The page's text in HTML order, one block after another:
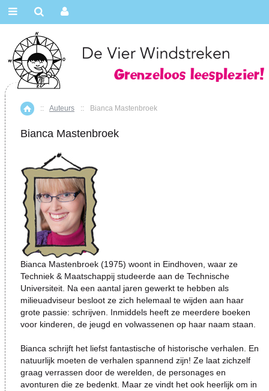
Home
:: Auteurs :: Bianca Mastenbroek
Bianca Mastenbroek
Bianca Mastenbroek (1975) woont in Eindhoven, waar ze
Techniek & Maatschappij studeerde aan de Technische
Universiteit. Na een aantal jaren gewerkt te hebben als
milieuadviseur besloot ze zich helemaal te wijden aan haar
grote passie: schrijven. Inmiddels heeft ze meerdere boeken
voor kinderen, de jeugd en volwassenen op haar naam staan.
Bianca schrijft het liefst fantastische of historische verhalen. En
natuurlijk moeten de verhalen spannend zijn! Ze laat zichzelf
graag verrassen door de werelden, de personages en
avonturen die ze bedenkt. Maar ze vindt het ook heerlijk om in